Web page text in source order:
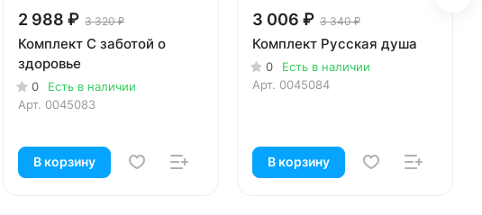
2 988 ₽ 3 320 ₽
Комплект С заботой о
здоровье
0
Есть в наличии
Арт. 0045083
В корзину
3 006 ₽ 3 340 ₽
Комплект Русская душа
0
Есть в наличии
Арт. 0045084
В корзину